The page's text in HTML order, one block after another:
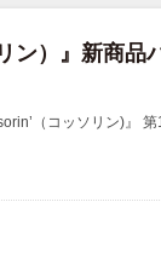
ン）』新商品
（コッソリン)』 第